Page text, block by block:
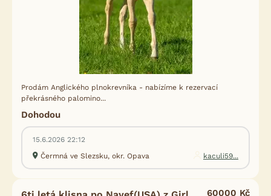
Prodám Anglického plnokrevníka - nabízíme k rezervací
překrásného palomino...
Dohodou
15.6.2026 22:12
Čermná ve Slezsku, okr. Opava
kaculi59...
60000 Kč